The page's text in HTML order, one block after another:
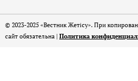
© 2023-2025 «Вестник Жетісу». При
сайт обязательна | Политика